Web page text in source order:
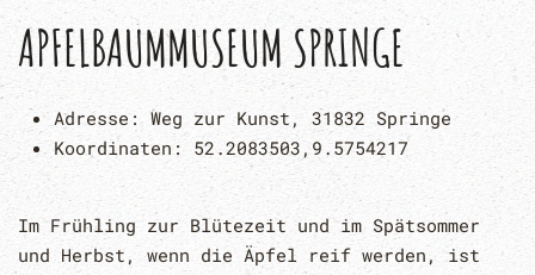
APFELBAUMMUSEUM SPRINGE
Adresse: Weg zur Kunst, 31832 Springe
Koordinaten: 52.2083503,9.5754217
Im Frühling zur Blütezeit und im Spätsommer
und Herbst, wenn die Äpfel reif werden, ist